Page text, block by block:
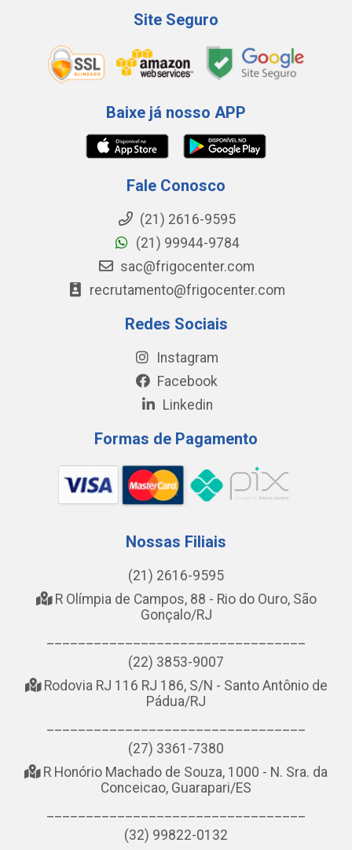
Site Seguro
Baixe já nosso APP
Fale Conosco
(21) 2616-9595
(21) 99944-9784
sac@frigocenter.com
recrutamento@frigocenter.com
Redes Sociais
Instagram
Facebook
Linkedin
Formas de Pagamento
Nossas Filiais
(21) 2616-9595
R Olímpia de Campos, 88 - Rio do Ouro, São
Gonçalo/RJ
(22) 3853-9007
Rodovia RJ 116 RJ 186, S/N - Santo Antônio de
Pádua/RJ
(27) 3361-7380
R Honório Machado de Souza, 1000 - N. Sra. da
Conceicao, Guarapari/ES
(32) 99822-0132